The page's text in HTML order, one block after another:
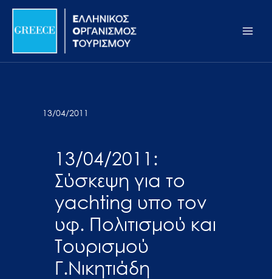
Σημείωση:
ιστότοπος
προσβασιμότητας.
Μετάβαση
περιεχόμενο
13/04/2011
13/04/2011:
Σύσκεψη για το
yachting υπο τον
υφ. Πολιτισμού και
Τουρισμού
Γ.Νικητιάδη